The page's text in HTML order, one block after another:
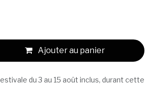
Ajouter au panier
du 3 au 15 août inclus, durant cette